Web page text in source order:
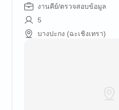
งานคีย์/ตรวจสอบข้อมูล
5
บางปะกง (ฉะเชิงเทรา)